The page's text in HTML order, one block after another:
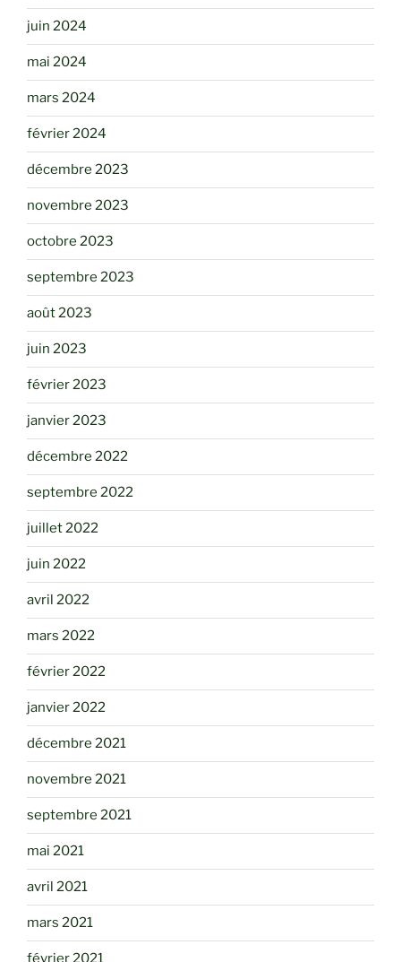
juin 2024
mai 2024
mars 2024
février 2024
décembre 2023
novembre 2023
octobre 2023
septembre 2023
août 2023
juin 2023
février 2023
janvier 2023
décembre 2022
septembre 2022
juillet 2022
juin 2022
avril 2022
mars 2022
février 2022
janvier 2022
décembre 2021
novembre 2021
septembre 2021
mai 2021
avril 2021
mars 2021
février 2021